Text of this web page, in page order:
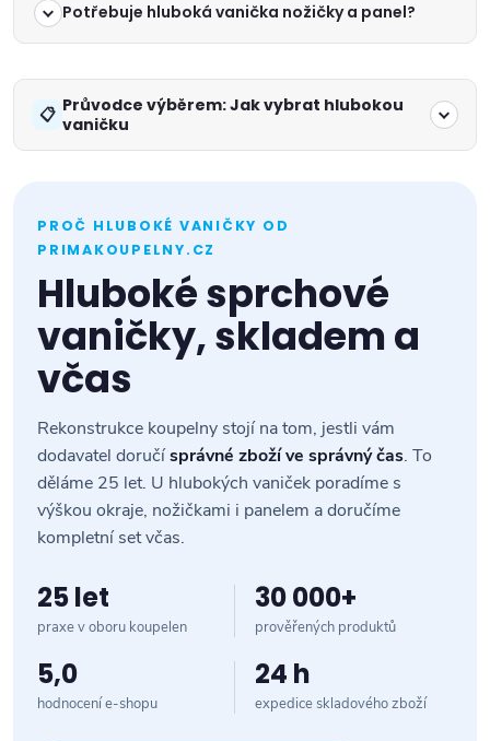
Potřebuje hluboká vanička nožičky a panel?
Průvodce výběrem: Jak vybrat hlubokou
vaničku
PROČ HLUBOKÉ VANIČKY OD
PRIMAKOUPELNY.CZ
Hluboké sprchové
vaničky, skladem a
včas
Rekonstrukce koupelny stojí na tom, jestli vám
dodavatel doručísprávné zboží ve správný čas. To
děláme 25 let. U hlubokých vaniček poradíme s
výškou okraje, nožičkami i panelem a doručíme
kompletní set včas.
25 let
praxe v oboru koupelen
30 000+
prověřených produktů
5,0
hodnocení e-shopu
24 h
expedice skladového zboží